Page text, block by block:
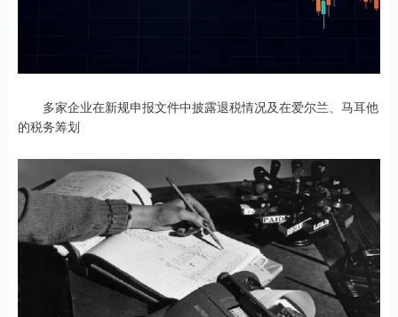
多家企业在新规申报文件中披露退税情况及在爱尔兰、马耳他
的税务筹划